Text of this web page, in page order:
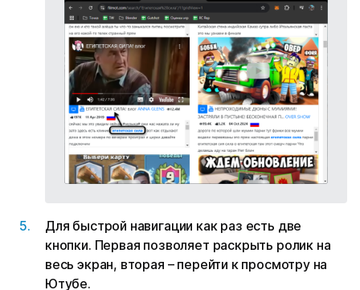
Для быстрой навигации как раз есть две
кнопки. Первая позволяет раскрыть ролик на
весь экран, вторая – перейти к просмотру на
Ютубе.